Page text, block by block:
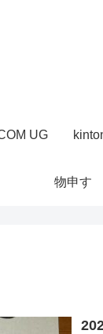
UG
物申す